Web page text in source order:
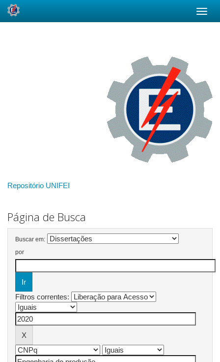
Repositório UNIFEI
Página de Busca
Buscar em:
por
Filtros correntes: